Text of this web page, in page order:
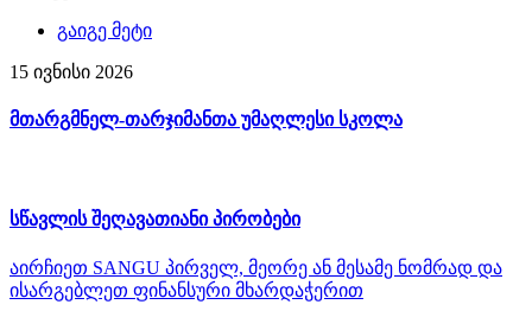
გაიგე მეტი
15 ივნისი 2026
მთარგმნელ-თარჯიმანთა უმაღლესი სკოლა
სწავლის შეღავათიანი პირობები
აირჩიეთ SANGU პირველ, მეორე ან მესამე ნომრად და
ისარგებლეთ ფინანსური მხარდაჭერით